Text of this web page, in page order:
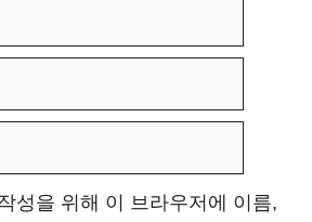
성을 위해 이 브라우저에 이름,